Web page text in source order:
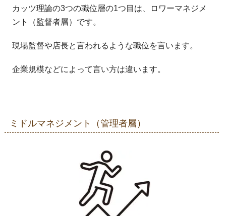
カッツ理論の3つの職位層の1つ目は、ロワーマネジメ
ント（監督者層）です。
現場監督や店長と言われるような職位を言います。
企業規模などによって言い方は違います。
ミドルマネジメント（管理者層）